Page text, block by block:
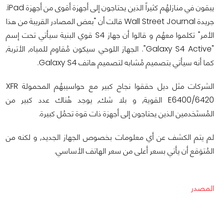
يبقون في منازلهُم كثيراً الذين يحتاجون إلى أجهزة أقوى من أجهزة iPad.
جريدة Wall Street Journal قالت أن "بعض المصادر القريبة من هذا
الأمر" تكلموا معهُم و قالوا أن جهاز S4 قوي البنية سيأتي تحت إسم
"Galaxy S4 Active". الجهاز اللوحي سيكون مُقاوم للمياه, الأتربة,
كما أنه سيأتي بتصميم مُشابه لتصميم هاتف Galaxy S4.
الشركات مثل ديل حققوا نجاح كبير مع حواسيبهُم المحمولة XFR
E6400/6420 القوية, و بلا شك, يوجد هُناك عدد كبير من
المُستَخدمين الذين يحتاجون إلى أجهزة ذات قوة تحمُل كبيرة.
لم يتم الكشف عن أي معلومات بخصوص الجهاز الجديد, و لكنه من
المُتوَقع أن يأتي بسعر أعلى من سعر الهاتف الأساسي.
المصدر